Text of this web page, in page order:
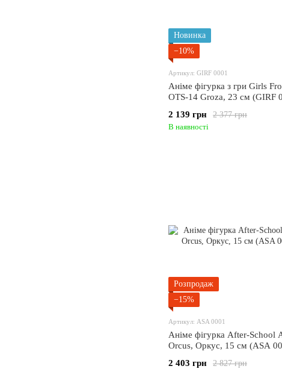
Новинка
−10%
Артикул: GIRF 0001
Аніме фігурка з гри Girls
OTS-14 Groza, 23 см (GIRF
2 377 грн
2 139 грн
В наявності
Розпродаж
−15%
Артикул: ASA 0001
Аніме фігурка After-School
Orcus, Оркус, 15 см (ASA
2 827 грн
2 403 грн